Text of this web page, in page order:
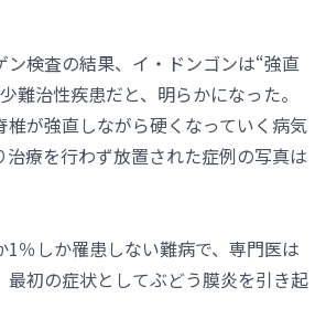
検査の結果、イ・ドンゴンは“強直
難治性疾患だと、明らかになった。
椎が強直しながら硬くなっていく病気
治療を行わず放置された症例の写真は
％しか罹患しない難病で、専門医は
最初の症状としてぶどう膜炎を引き起